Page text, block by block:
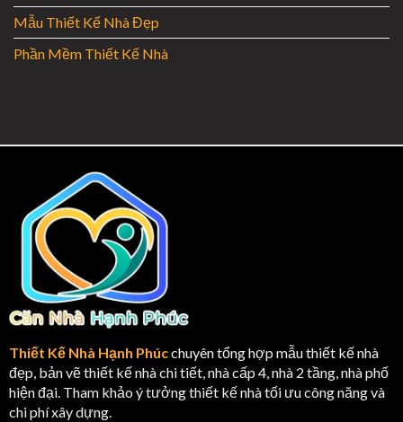
Mẫu Thiết Kế Nhà Đẹp
Phần Mềm Thiết Kế Nhà
Thiết Kế Nhà Hạnh Phúcchuyên tổng hợp mẫu thiết kế nhà
đẹp, bản vẽ thiết kế nhà chi tiết, nhà cấp 4, nhà 2 tầng, nhà phố
hiện đại. Tham khảo ý tưởng thiết kế nhà tối ưu công năng và
chi phí xây dựng.